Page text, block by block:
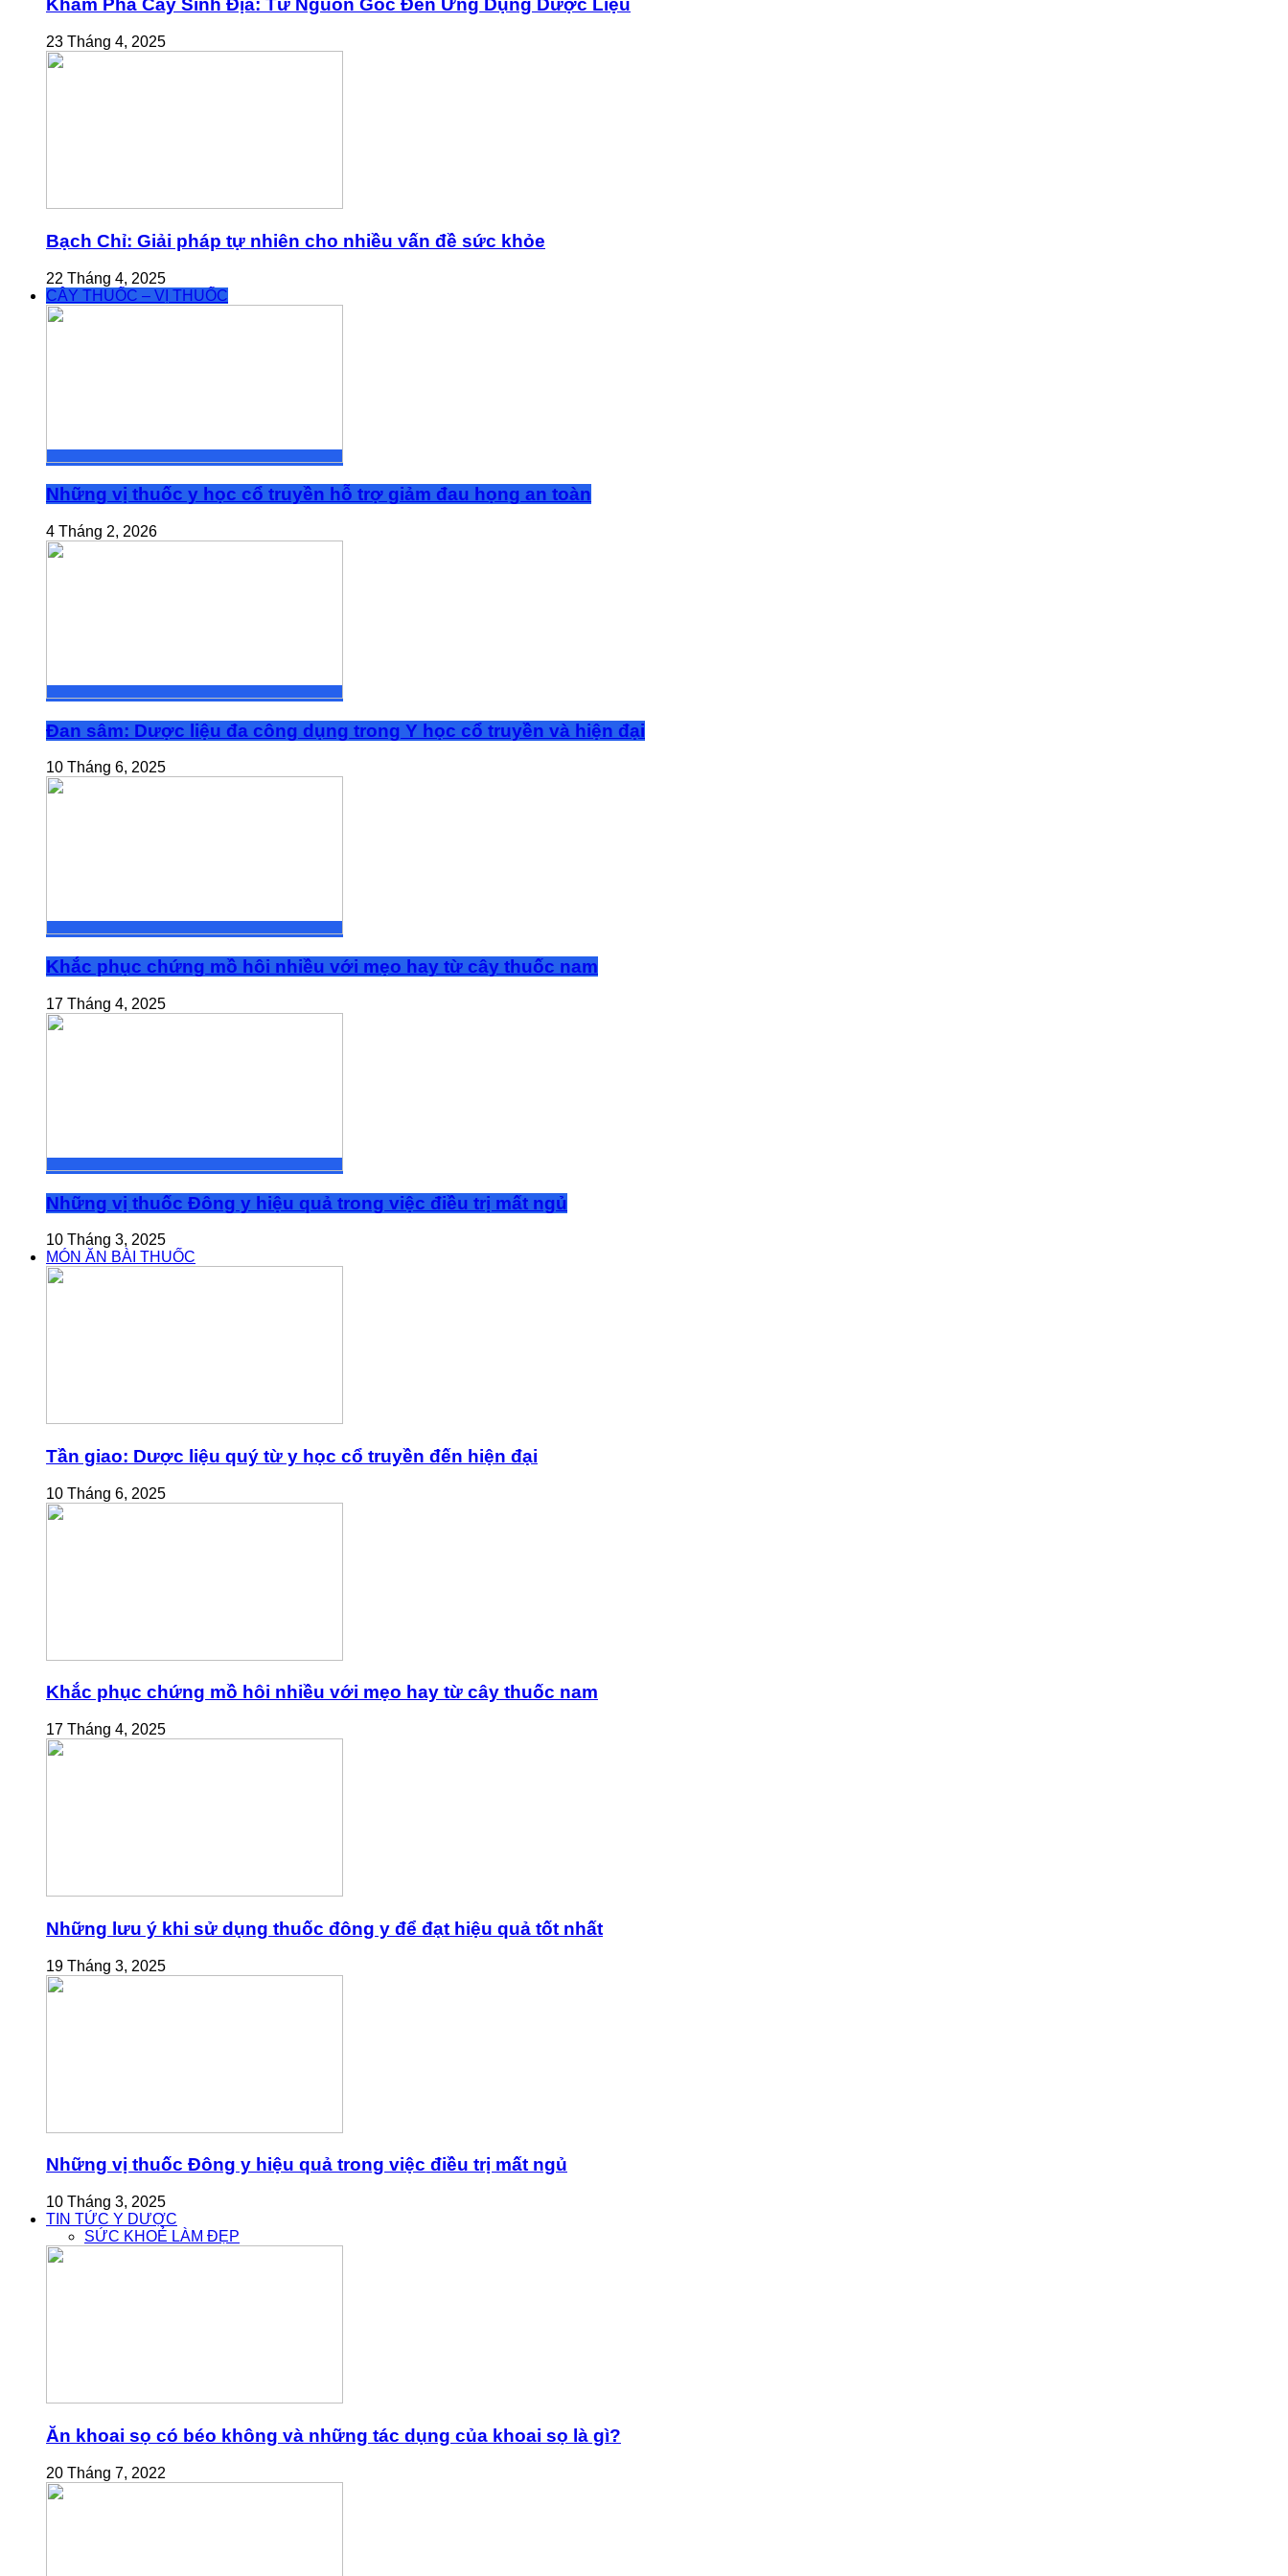
Khám Phá Cây Sinh Địa: Từ Nguồn Gốc Đến Ứng Dụng Dược Liệu
23 Tháng 4, 2025
Bạch Chỉ: Giải pháp tự nhiên cho nhiều vấn đề sức khỏe
22 Tháng 4, 2025
CÂY THUỐC – VỊ THUỐC
Những vị thuốc y học cổ truyền hỗ trợ giảm đau họng an toàn
4 Tháng 2, 2026
Đan sâm: Dược liệu đa công dụng trong Y học cổ truyền và hiện đại
10 Tháng 6, 2025
Khắc phục chứng mồ hôi nhiều với mẹo hay từ cây thuốc nam
17 Tháng 4, 2025
Những vị thuốc Đông y hiệu quả trong việc điều trị mất ngủ
10 Tháng 3, 2025
MÓN ĂN BÀI THUỐC
Tần giao: Dược liệu quý từ y học cổ truyền đến hiện đại
10 Tháng 6, 2025
Khắc phục chứng mồ hôi nhiều với mẹo hay từ cây thuốc nam
17 Tháng 4, 2025
Những lưu ý khi sử dụng thuốc đông y để đạt hiệu quả tốt nhất
19 Tháng 3, 2025
Những vị thuốc Đông y hiệu quả trong việc điều trị mất ngủ
10 Tháng 3, 2025
TIN TỨC Y DƯỢC
SỨC KHOẺ LÀM ĐẸP
Ăn khoai sọ có béo không và những tác dụng của khoai sọ là gì?
20 Tháng 7, 2022